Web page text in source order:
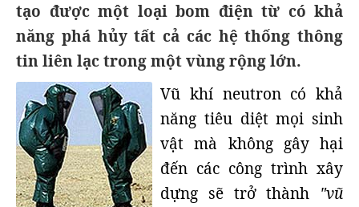
tạo được một loại bom điện từ có khả
năng phá hủy tất cả các hệ thống thông
tin liên lạc trong một vùng rộng lớn.
Vũ khí neutron có khả
năng tiêu diệt mọi sinh
vật mà không gây hại
đến các công trình xây
dựng sẽ trở thành "vũ